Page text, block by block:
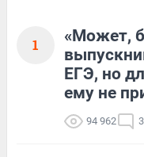
1
«Может,
ЕГЭ, но
ему не
94 962